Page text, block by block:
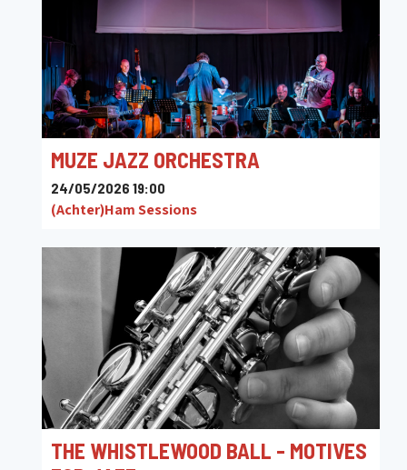
MUZE JAZZ ORCHESTRA
24/05/2026 19:00
(Achter)Ham Sessions
THE WHISTLEWOOD BALL - MOTIVES